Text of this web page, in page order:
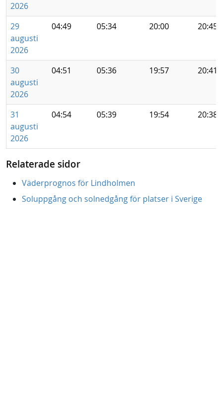
2026
29
augusti
2026
04:49 05:34 20:00 20:45
30
augusti
2026
04:51 05:36 19:57 20:41
31
augusti
2026
04:54 05:39 19:54 20:38
Relaterade sidor
Väderprognos för Lindholmen
Soluppgång och solnedgång för platser i Sverige